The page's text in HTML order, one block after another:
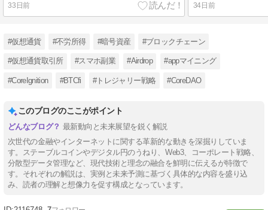
33日前 34日前
#仮想通貨 #不労所得 #暗号資産 #ブロックチェーン
#仮想通貨取引所 #スマホ副業 #Airdrop #appマイニング
#CoreIgnition #BTCfi #トレジャリー戦略 #CoreDAO
このブログのここがポイント
最新動向と未来展望を鋭く解説
次世代の金融やインターネットに関する革新的な動きを深掘りしていま
す。ステーブルコインやデジタル円のうねり、Web3、コーポレート戦略、
分散型データ管理など、現代技術と理念の融合を鮮明に伝えるが特徴で
す。それぞれの解説は、実例と未来予測に基づく具体的な内容を盛り込
み、読者の理解と想像力を促す構成となっています。